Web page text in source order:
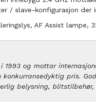
/ slave-konfigurasjon der
AF Assist
1993 og mottar
pris.
belysning,